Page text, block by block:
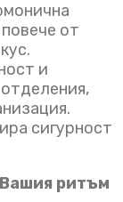
повече от
и
сигурност
ритъм